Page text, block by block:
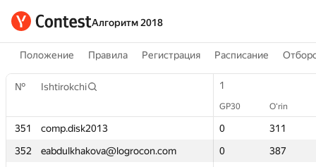
Алгоритм 2018
Положение Правила Регистрация Расписание
№ Ishtirokchi 1
GP30 O‘rin
351 comp.disk2013 0
311
352
eabdulkhakova@logrocon.com 0
387
№ Ishtirokchi 1
GP30 O‘rin
351 comp.disk2013 0
311
352
eabdulkhakova@logrocon.com 0
387